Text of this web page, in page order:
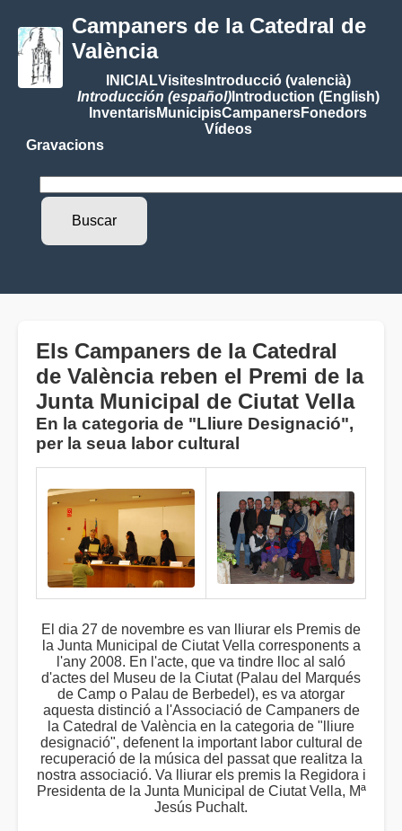
Campaners de la Catedral de
València
INICIALVisitesIntroducció (valencià)
Introducción (español)Introduction (English)
InventarisMunicipisCampanersFonedors
Vídeos
Gravacions
Els Campaners de la Catedral
de València reben el Premi de la
Junta Municipal de Ciutat Vella
En la categoria de "Lliure Designació",
per la seua labor cultural
El dia 27 de novembre es van lliurar els Premis de
la Junta Municipal de Ciutat Vella corresponents a
l'any 2008. En l'acte, que va tindre lloc al saló
d'actes del Museu de la Ciutat (Palau del Marqués
de Camp o Palau de Berbedel), es va atorgar
aquesta distinció a l'Associació de Campaners de
la Catedral de València en la categoria de "lliure
designació", defenent la important labor cultural de
recuperació de la música del passat que realitza la
nostra associació. Va lliurar els premis la Regidora i
Presidenta de la Junta Municipal de Ciutat Vella, Mª
Jesús Puchalt.